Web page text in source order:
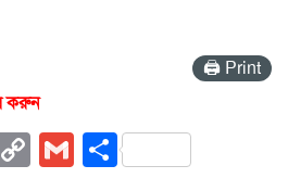
🖨 Print
করুন
CopyGmailShare